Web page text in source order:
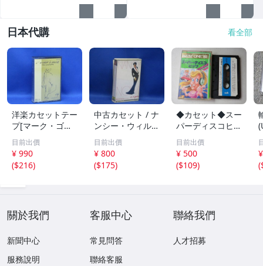
日本代購 看全部
洋楽カセットテー
プ[マーク・ゴー
ルデンバーグ / 鞄
を持った男] 71
607
目前出價
¥ 990
($216)
中古カセット / ナ
ンシー・ウィルソ
ン / / 12曲入 歌
詞カード付 0
21405
目前出價
¥ 800
($175)
◆カセット◆スー
パーディスコヒッ
ツ BEST ONE '8
2 ジャケット切り
取り加工 中古カ
セットテープ多数
目前出價
¥ 500
($109)
(
關於我們
新聞中心
服務說明
客服中心
常見問答
聯絡客服
聯絡我們
人才招募